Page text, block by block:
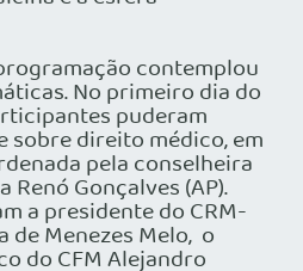
contemplou
No primeiro dia do
puderam
sobre direito médico, em
pela conselheira
Renó Gonçalves (AP).
a presidente do CRM-
de Menezes Melo, o
do CFM Alejandro